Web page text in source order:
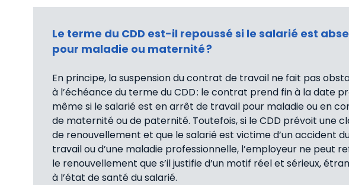
Le terme du CDD est-il repoussé si le salarié est
pour maladie ou maternité ?
En principe, la suspension du contrat de travail ne fait pas
à l’échéance du terme du CDD : le contrat prend fin à la date
même si le salarié est en arrêt de travail pour maladie ou en
de maternité ou de paternité. Toutefois, si le CDD prévoit une
de renouvellement et que le salarié est victime d’un accident
travail ou d’une maladie professionnelle, l’employeur ne peut
le renouvellement que s’il justifie d’un motif réel et sérieux,
à l’état de santé du salarié.